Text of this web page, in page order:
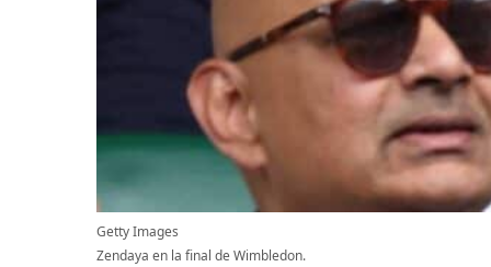
Getty Images
Zendaya en la final de Wimbledon.